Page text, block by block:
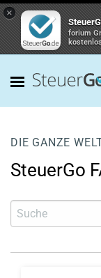
×
forium
DIE GANZE
SteuerGo